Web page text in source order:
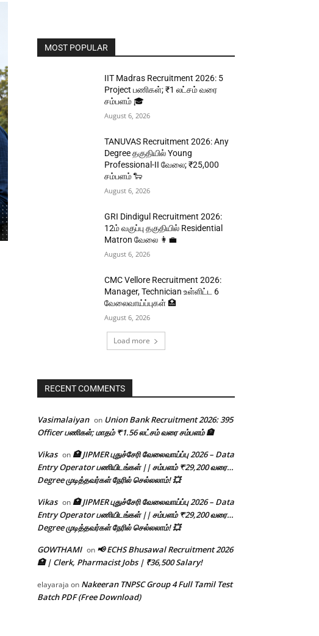
MOST POPULAR
IIT Madras Recruitment 2026: 5
Project பணிகள்; ₹1 லட்சம் வரை
சம்பளம் 🎓
August 6, 2026
TANUVAS Recruitment 2026: Any
Degree தகுதியில் Young
Professional-II வேலை; ₹25,000
சம்பளம் 🐑
August 6, 2026
GRI Dindigul Recruitment 2026:
12ம் வகுப்பு தகுதியில் Residential
Matron வேலை 👩‍💼
August 6, 2026
CMC Vellore Recruitment 2026:
Manager, Technician உள்ளிட்ட 6
வேலைவாய்ப்புகள் 🏥
August 6, 2026
Load more
RECENT COMMENTS
Vasimalaiyan on Union Bank Recruitment 2026: 395
Officer பணிகள்; மாதம் ₹1.56 லட்சம் வரை சம்பளம் 🏦
Vikas on🏥 JIPMER புதுச்சேரி வேலைவாய்ப்பு 2026 – Data
Entry Operator பணியிடங்கள் || சம்பளம் ₹29,200 வரை…
Degree முடித்தவர்கள் நேரில் செல்லலாம்! 💥
Vikas on🏥 JIPMER புதுச்சேரி வேலைவாய்ப்பு 2026 – Data
Entry Operator பணியிடங்கள் || சம்பளம் ₹29,200 வரை…
Degree முடித்தவர்கள் நேரில் செல்லலாம்! 💥
GOWTHAMI on 📢 ECHS Bhusawal Recruitment 2026
🏥 | Clerk, Pharmacist Jobs | ₹36,500 Salary!
elayaraja on Nakeeran TNPSC Group 4 Full Tamil Test
Batch PDF (Free Download)